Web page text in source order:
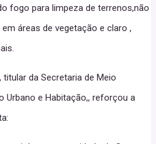
fogo para limpeza de terrenos,não
áreas de vegetação e claro ,
titular da Secretaria de Meio
Urbano e Habitação,, reforçou a